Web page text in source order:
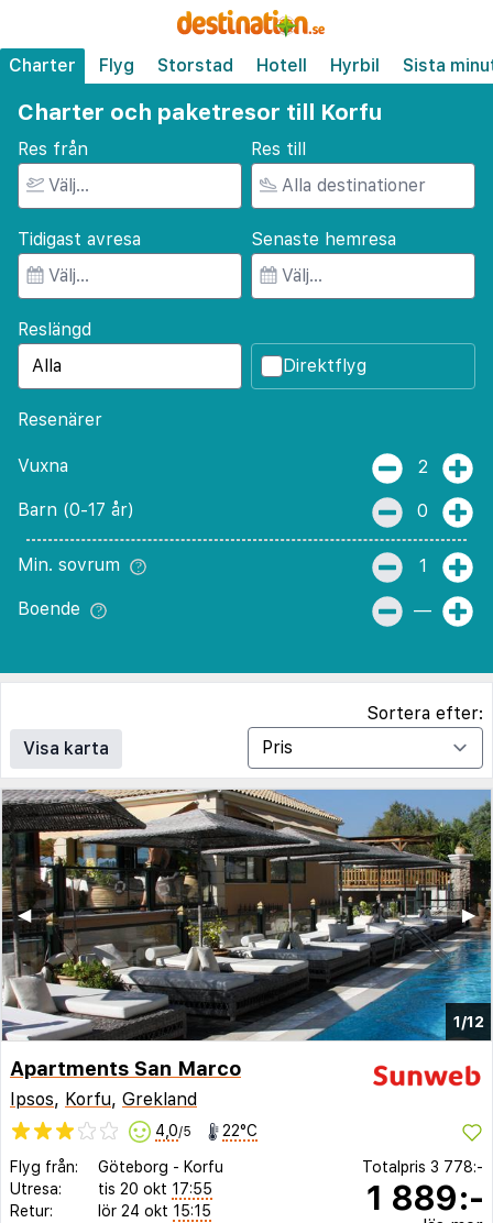
Charter Flyg Storstad Hotell Hyrbil Sista
Charter och paketresor till Korfu
Res från Res till
Tidigast avresa Senaste hemresa
Reslängd
Direktflyg
Resenärer
Vuxna 2
Barn (0-17 år) 0
Min. sovrum 1
Boende —
Visa karta
Sortera efter:
1/12
▶︎
◀︎
Apartments San Marco
Ipsos, Korfu, Grekland
4,0/5 22°C
Flyg från: Göteborg - Korfu
Utresa:
tis 20 okt 17:55
Retur:
lör 24 okt 15:15
Totalpris 3 778:-
1 889:-